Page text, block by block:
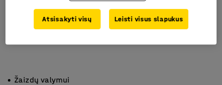
Žaizdų valymui
Atsisakyti visų Leisti visus slapukus